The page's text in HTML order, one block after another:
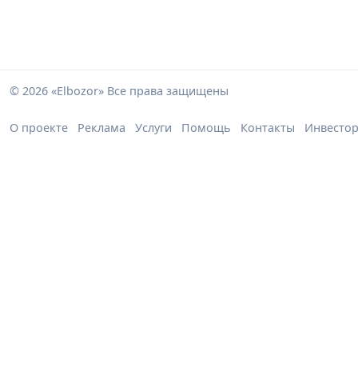
© 2026 «Elbozor» Все права защищены
О проекте Реклама Услуги Помощь Контакты